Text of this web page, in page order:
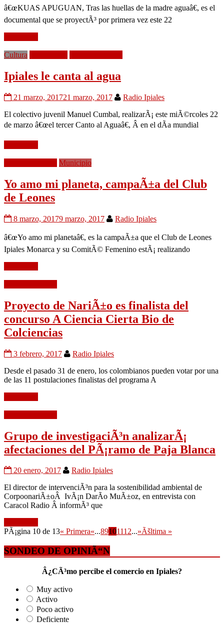
â€œKUAS APUGUAN, Tras las huellas de la madre aguaâ€, es el
documental que se proyectÃ³ por primera vez este 22
Cultura
Ipiales le canta al agua
21 marzo, 201721 marzo, 2017
Radio Ipiales
El colectivo juvenil Manuel Cumbal, realizarÃ¡ este miÃ©rcoles 22
de marzo â€œel tercer Canto al Aguaâ€, Â en el dÃ­a mundial
Municipio
Yo amo mi planeta, campaÃ±a del Club
de Leones
8 marzo, 20179 marzo, 2017 Radio Ipiales
â€œYo amo mi planetaâ€, es la campaÃ±a que el Club de Leones
Ipiales Monarca y su ComitÃ© Femenino estÃ¡ realizando
Proyecto de NariÃ±o es finalista del
concurso A Ciencia Cierta Bio de
Colciencias
3 febrero, 2017
Radio Ipiales
Desde el pasado 31 de enero, los colombianos pueden votar por una
de las 11 postulaciones finalistas del programa A
Grupo de investigaciÃ³n analizarÃ¡
afectaciones del PÃ¡ramo de Paja Blanca
20 enero, 2017
Radio Ipiales
El director de intervenciÃ³n para la sostenibilidad ambiental de
CorpoonariÃ±oÂ IvÃ¡n DarÃ­o MuÃ±oz, en entrevista con
Caracol Radio Â informÃ³ que
PÃ¡gina 10 de 13« Primera«...89101112...»Ãšltima »
SONDEO DE OPINIÃ“N
Â¿CÃ³mo percibe el comercio en Ipiales?
Muy activo
Activo
Poco activo
Deficiente